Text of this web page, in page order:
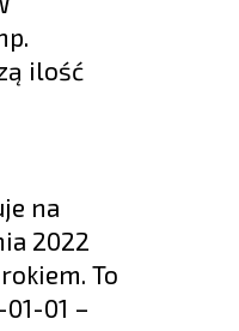
ilość
na
2022
To
01 –